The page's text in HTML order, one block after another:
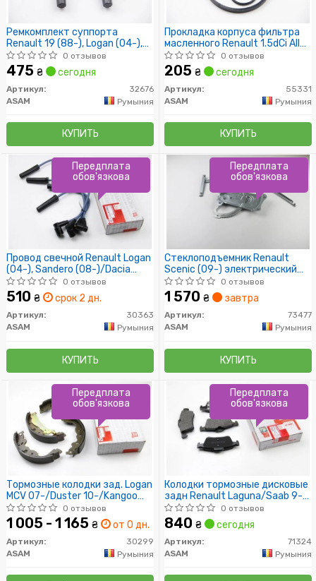
Ремкомплект суппорта
Renault 19 (88-), Logan (04-),
Clio, Megane (97-) (32676)
Asam
0 отзывов
475 ₴ сегодня
Артикул:
32676
ASAM
Румыния
КУПИТЬ
Прокладка корпуса фильтра
масленного Renault 1.5dCi All
(55331) Asam0 отзывов
205 ₴ сегодня
Артикул:
55331
ASAM
Румыния
КУПИТЬ
Провод свечной Renault Logan
(04-), Sandero (08-)/Dacia
Solenza (03-) 1,4/1,6 8V
(30363) Asam
0 отзывов
510 ₴ срок 2 дн.
Артикул:
30363
ASAM
Румыния
КУПИТЬ
Передплата
обов'язкова
Стеклоподъемник Renault
Scenic (09-) электрический
передний правый (73477)
Asam
0 отзывов
1 570 ₴ завтра
Артикул:
73477
ASAM
Румыния
КУПИТЬ
Передплата
обов'язкова
Тормозные колодки зад. Logan
MCV 07-/Duster 10-/Kangoo
08- (228x39)0 отзывов
1 005 - 1 165 ₴ от 0 дн.
Артикул:
30299
ASAM
Румыния
Передплата
обов'язкова
Колодки тормозные дисковые
задн Renault Laguna/Saab 9-3
(03-)/Volvo S40 (04-)/Nissan
Primera (02-) (71324) Asam
0 отзывов
840 ₴ сегодня
Артикул:
71324
ASAM
Румыния
Передплата
обов'язкова